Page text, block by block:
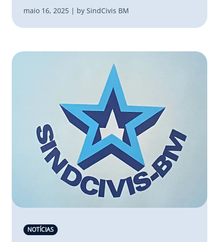
maio 16, 2025 | by SindCivis BM
NOTÍCIAS